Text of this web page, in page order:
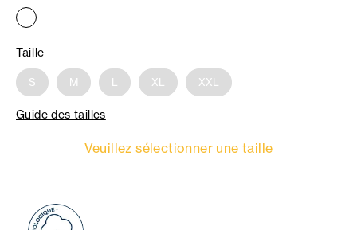
Taille
S M L XL XXL
Guide des tailles
Veuillez sélectionner une taille